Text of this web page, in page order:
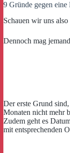
9 Gründe gegen
Schauen wir uns
Dennoch mag
Der erste Grund
Monaten nicht mehr
Zudem geht es
mit entsprechenden